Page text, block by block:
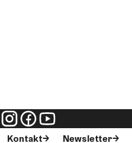
Kontakt Newsletter